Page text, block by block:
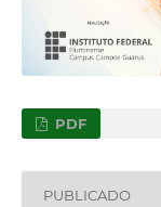
PDF
PUBLICADO